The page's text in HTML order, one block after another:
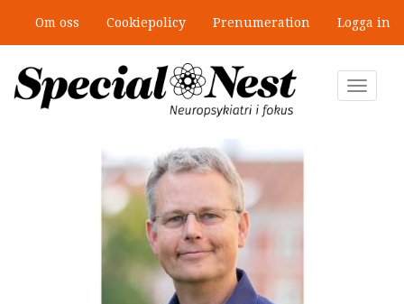
huvudinnehåll
Om oss Cookiepolicy Prenumeration Logga in
Toggle
”Jobbet gick bra – just därför togs
stödet bort”